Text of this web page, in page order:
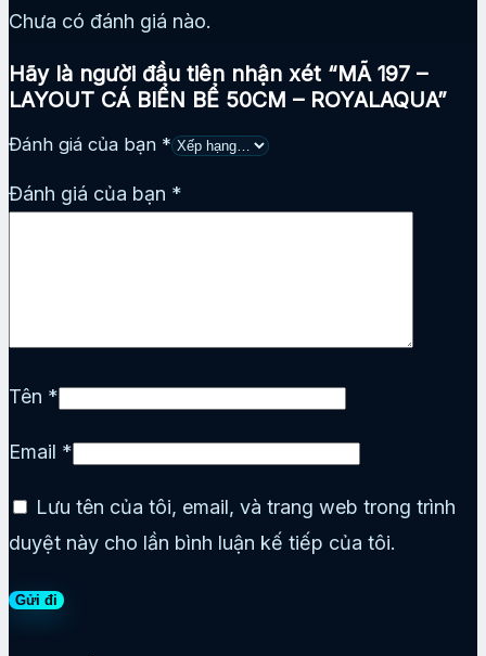
Chưa có đánh giá nào.
Hãy là người đầu tiên nhận xét “MÃ 197 –
LAYOUT CÁ BIỂN BỂ 50CM – ROYALAQUA”
Đánh giá của bạn *
Đánh giá của bạn *
Tên *
Email *
Lưu tên của tôi, email, và trang web trong trình
duyệt này cho lần bình luận kế tiếp của tôi.